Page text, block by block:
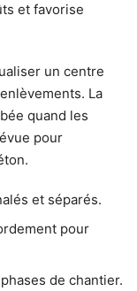
et favorise
un centre
La
quand les
pour
et séparés.
pour
de chantier.